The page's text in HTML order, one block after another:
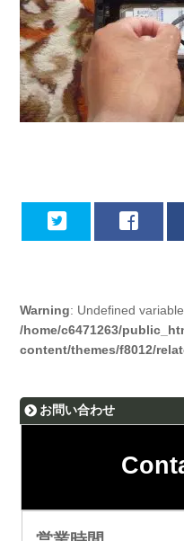
Warning: Undefined
/home/c6471263/
content/themes/f8012/
お問い合わせ